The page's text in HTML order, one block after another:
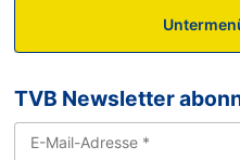
TVB Newsletter